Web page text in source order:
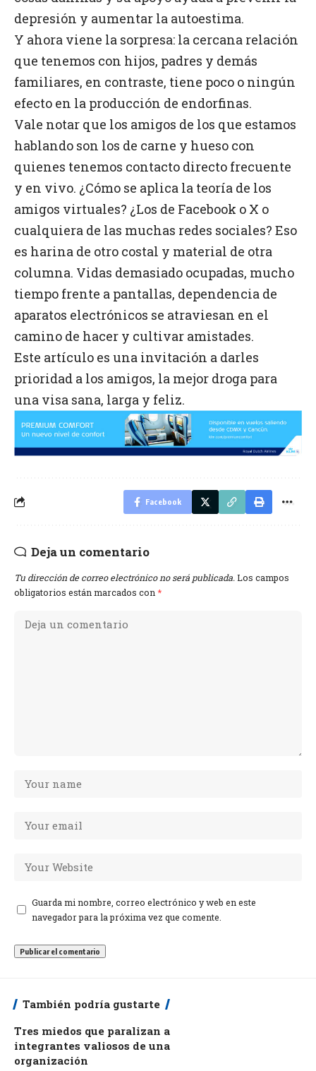
depresión y aumentar la autoestima.
Y ahora viene la sorpresa: la cercana relación
que tenemos con hijos, padres y demás
familiares, en contraste, tiene poco o ningún
efecto en la producción de endorfinas.
Vale notar que los amigos de los que estamos
hablando son los de carne y hueso con
quienes tenemos contacto directo frecuente
y en vivo. ¿Cómo se aplica la teoría de los
amigos virtuales? ¿Los de Facebook o X o
cualquiera de las muchas redes sociales? Eso
es harina de otro costal y material de otra
columna. Vidas demasiado ocupadas, mucho
tiempo frente a pantallas, dependencia de
aparatos electrónicos se atraviesan en el
camino de hacer y cultivar amistades.
Este artículo es una invitación a darles
prioridad a los amigos, la mejor droga para
una visa sana, larga y feliz.
Facebook
Deja un comentario
Tu dirección de correo electrónico no será publicada. Los campos
obligatorios están marcados con *
Guarda mi nombre, correo electrónico y web en este
navegador para la próxima vez que comente.
También podría gustarte
Tres miedos que paralizan a
integrantes valiosos de una
organización